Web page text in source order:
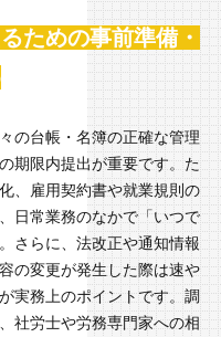
ための事前準備・
の台帳・名簿の正確な管理
期限内提出が重要です。た
、雇用契約書や就業規則の
日常業務のなかで「いつで
さらに、法改正や通知情報
の変更が発生した際は速や
実務上のポイントです。調
社労士や労務専門家への相